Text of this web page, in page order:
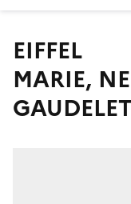
EIFFEL
MARIE,
GAUDELET